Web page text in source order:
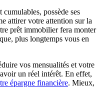
possède ses
attirer votre attention sur la
prêt immobilier fera monter
plus longtemps vous en
vos mensualités et votre
un réel intérêt. En effet,
épargne financière. Mieux,